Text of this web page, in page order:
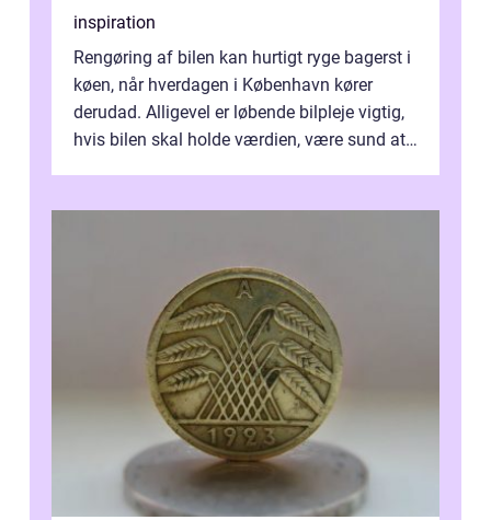
inspiration
Rengøring af bilen kan hurtigt ryge bagerst i
køen, når hverdagen i København kører
derudad. Alligevel er løbende bilpleje vigtig,
hvis bilen skal holde værdien, være sund at